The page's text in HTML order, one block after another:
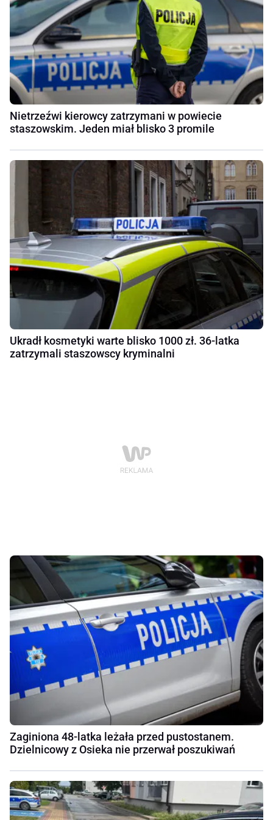
Nietrzeźwi kierowcy zatrzymani w powiecie
staszowskim. Jeden miał blisko 3 promile
Ukradł kosmetyki warte blisko 1000 zł. 36-latka
zatrzymali staszowscy kryminalni
Zaginiona 48-latka leżała przed pustostanem.
Dzielnicowy z Osieka nie przerwał poszukiwań